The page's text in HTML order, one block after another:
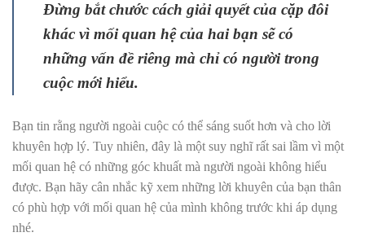
Đừng bắt chước cách giải quyết của cặp đôi
khác vì mối quan hệ của hai bạn sẽ có
những vấn đề riêng mà chỉ có người trong
cuộc mới hiểu.
Bạn tin rằng người ngoài cuộc có thể sáng suốt hơn và cho lời
khuyên hợp lý. Tuy nhiên, đây là một suy nghĩ rất sai lầm vì một
mối quan hệ có những góc khuất mà người ngoài không hiểu
được. Bạn hãy cân nhắc kỹ xem những lời khuyên của bạn thân
có phù hợp với mối quan hệ của mình không trước khi áp dụng
nhé.